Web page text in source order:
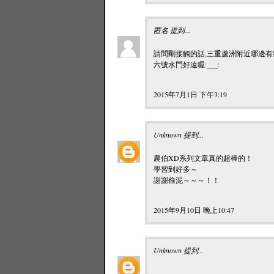
匿名 提到...
請問剛接觸的話,三重蘆洲附近哪邊
六號水門好遠喔:___:
2015年7月1日 下午3:19
Unknown 提到...
農伯XD系列文章真的超棒的！
學習到好多～
謝謝偷泥～～～！！
2015年9月10日 晚上10:47
Unknown 提到...